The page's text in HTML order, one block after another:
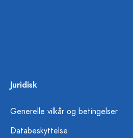
Juridisk
Generelle vilkår og betingelser
Databeskyttelse